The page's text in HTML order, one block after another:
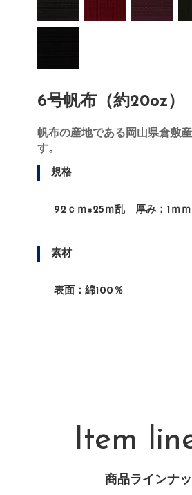
6号帆布（約20oz）
帆布の産地である岡山県倉敷
す。
規格
92ｃｍ×25ｍ乱 厚み：1ｍ
素材
表面：綿100％
Item
商品ラインナ